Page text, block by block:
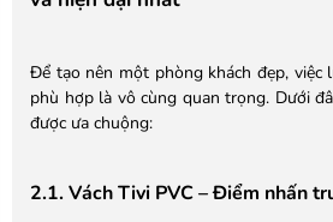
Để tạo nên một phòng khách đẹp, việc
phù hợp là vô cùng quan trọng. Dưới
được ưa chuộng:
2.1. Vách Tivi PVC – Điểm nhấn